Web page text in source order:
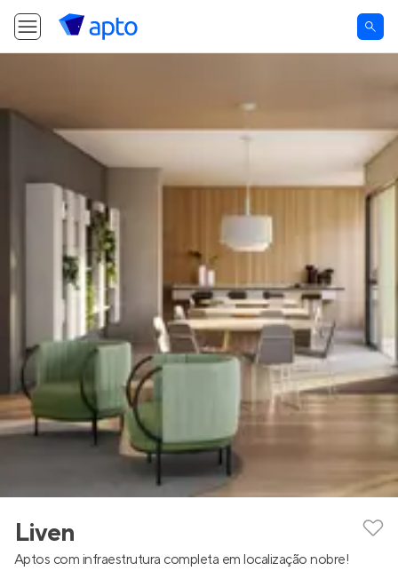
Liven
Aptos com infraestrutura completa em localização nobre!